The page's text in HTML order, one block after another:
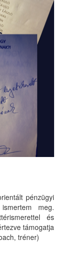
pénzügyi
meg.
és
támogatja
tréner)